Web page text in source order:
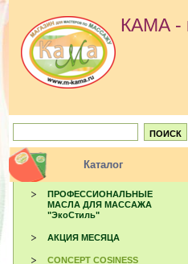
КАМА -
Каталог
ПРОФЕССИОНАЛЬНЫЕ
МАСЛА ДЛЯ МАССАЖА
"ЭкоСтиль"
АКЦИЯ МЕСЯЦА
CONCEPT COSINESS